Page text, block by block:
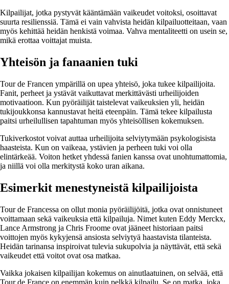
Kilpailijat, jotka pystyvät kääntämään vaikeudet voitoksi, osoittavat
suurta resilienssiä. Tämä ei vain vahvista heidän kilpailuotteitaan, vaan
myös kehittää heidän henkistä voimaa. Vahva mentaliteetti on usein se,
mikä erottaa voittajat muista.
Yhteisön ja fanaanien tuki
Tour de Francen ympärillä on upea yhteisö, joka tukee kilpailijoita.
Fanit, perheet ja ystävät vaikuttavat merkittävästi urheilijoiden
motivaatioon. Kun pyöräilijät taistelevat vaikeuksien yli, heidän
tukijoukkonsa kannustavat heitä eteenpäin. Tämä tekee kilpailusta
paitsi urheilullisen tapahtuman myös yhteisöllisen kokemuksen.
Tukiverkostot voivat auttaa urheilijoita selviytymään psykologisista
haasteista. Kun on vaikeaa, ystävien ja perheen tuki voi olla
elintärkeää. Voiton hetket yhdessä fanien kanssa ovat unohtumattomia,
ja niillä voi olla merkitystä koko uran aikana.
Esimerkit menestyneistä kilpailijoista
Tour de Francessa on ollut monia pyöräilijöitä, jotka ovat onnistuneet
voittamaan sekä vaikeuksia että kilpailuja. Nimet kuten Eddy Merckx,
Lance Armstrong ja Chris Froome ovat jääneet historiaan paitsi
voittojen myös kykyjensä ansiosta selviytyä haastavista tilanteista.
Heidän tarinansa inspiroivat tulevia sukupolvia ja näyttävät, että sekä
vaikeudet että voitot ovat osa matkaa.
Vaikka jokaisen kilpailijan kokemus on ainutlaatuinen, on selvää, että
Tour de France on enemmän kuin pelkkä kilpailu. Se on matka, joka